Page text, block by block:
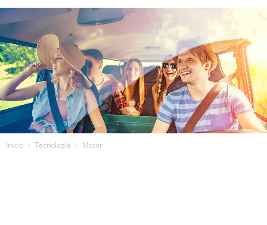
Inicio Tecnología Motor